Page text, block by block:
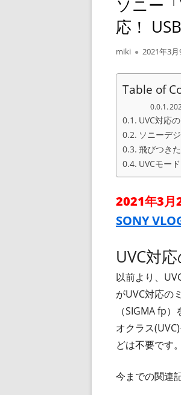
ソニー
応！
作
miki
公
2021年3月
Table of
UVC対応
ソニーデ
飛びつき
UVCモー
2021年3月
SONY
UVC対
以前より、
がUVC対応の
（SIGMA fp
オクラス
どは不要です
今までの関連